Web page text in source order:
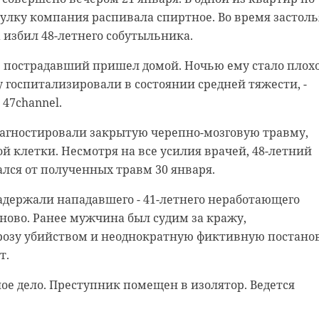
компания распивала спиртное. Во время
48-летнего собутыльника.
пришел домой. Ночью ему стало
в состоянии средней тяжести, -
закрытую черепно-мозговую травму,
клетки. Несмотря на все усилия врачей, 48-летний
от полученных травм 30 января.
нападавшего - 41-летнего неработающего
Ранее мужчина был судим за кражу,
убийством и неоднократную фиктивную
дело. Преступник помещен в изолятор. Ведется
на территории лесопарка имени
девушкой.
обратилась в полицию. Решается вопрос о
ограбила
окажется слегка ограничен, в регионе вновь
максимум.
+5 градусов. Как сообщил ведущий
Леус, предыдущий рекорд был установлен в 2016
погоду в регионе сформирует передняя часть
над Прибалтикой. Ветер юго-западный 3-8 м/с.
составит 761 мм рт. ст., что около нормы.
Ленобласть вновь ждут дожди, в середине ночи
снег. Температура воздуха составит от 0 до +2
free-ai-image/rainy-day-raindrops-surface-